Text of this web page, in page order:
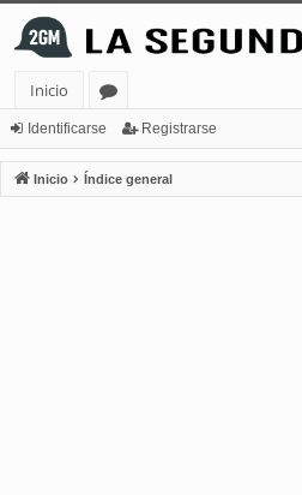
Inicio
or
os
Identificarse Registrarse
Inicio Índice general